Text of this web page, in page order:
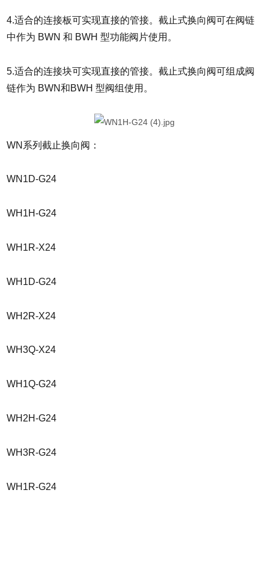
4.适合的连接板可实现直接的管接。截止式换向阀可在阀链
中作为 BWN 和 BWH 型功能阀片使用。
5.适合的连接块可实现直接的管接。截止式换向阀可组成阀
链作为 BWN和BWH 型阀组使用。
WN系列截止换向阀：
WN1D-G24
WH1H-G24
WH1R-X24
WH1D-G24
WH2R-X24
WH3Q-X24
WH1Q-G24
WH2H-G24
WH3R-G24
WH1R-G24